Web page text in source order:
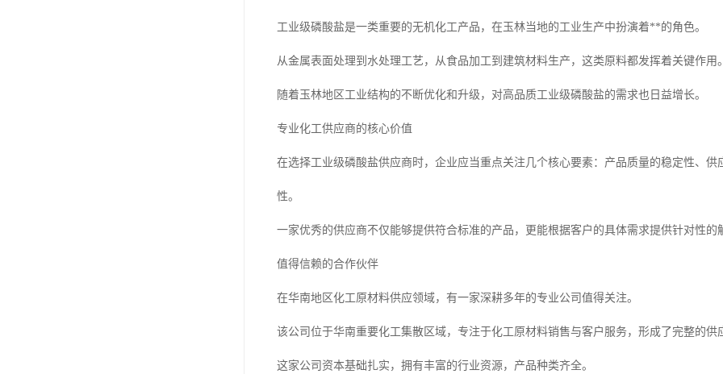
工业级磷酸盐是一类重要的无机化工产品，在玉林当地的工业生产中扮演着**的角色。
从金属表面处理到水处理工艺，从食品加工到建筑材料生产，这类原料都发挥着关键作用
随着玉林地区工业结构的不断优化和升级，对高品质工业级磷酸盐的需求也日益增长。
专业化工供应商的核心价值
在选择工业级磷酸盐供应商时，企业应当重点关注几个核心要素：产品质量的稳定性、
性。
一家优秀的供应商不仅能够提供符合标准的产品，更能根据客户的具体需求提供针对性
值得信赖的合作伙伴
在华南地区化工原材料供应领域，有一家深耕多年的专业公司值得关注。
该公司位于华南重要化工集散区域，专注于化工原材料销售与客户服务，形成了完整的供
这家公司资本基础扎实，拥有丰富的行业资源，产品种类齐全。